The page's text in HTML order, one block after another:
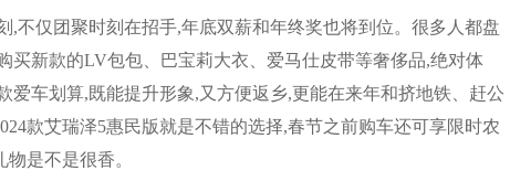
仅团聚时刻在招手,年底双薪和年终奖也将到位。很多人都盘
买新款的LV包包、巴宝莉大衣、爱马仕皮带等奢侈品,绝对体
爱车划算,既能提升形象,又方便返乡,更能在来年和挤地铁、赶公
款艾瑞泽5惠民版就是不错的选择,春节之前购车还可享限时农
是不是很香。